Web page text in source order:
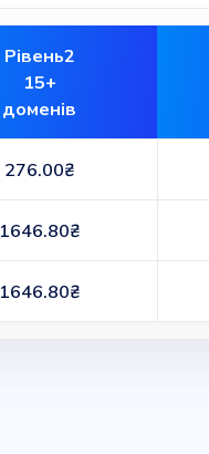
Рівень2
15+
доменів
276.00₴
1646.80₴
1646.80₴